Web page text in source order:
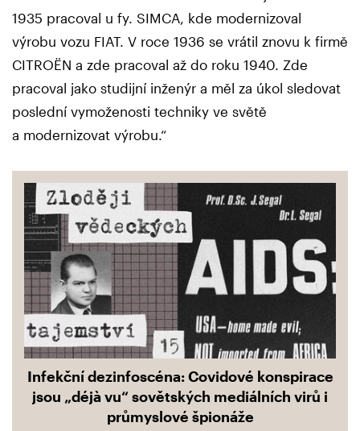
1935 pracoval u fy. SIMCA, kde modernizoval
výrobu vozu FIAT. V roce 1936 se vrátil znovu k firmě
CITROËN a zde pracoval až do roku 1940. Zde
pracoval jako studijní inženýr a měl za úkol sledovat
poslední vymoženosti techniky ve světě
a modernizovat výrobu.“
Infekční dezinfoscéna: Covidové konspirace
jsou „déjà vu“ sovětských mediálních virů i
průmyslové špionáže